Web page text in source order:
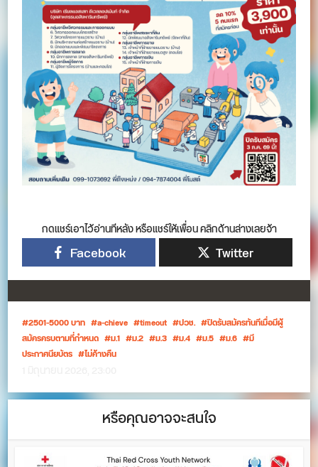
กดแชร์เอาไว้อ่านทีหลัง หรือแชร์ให้เพื่อน คลิกด้านล่างเลยจ้า
Facebook Twitter
2501-5000 บาท a-chieve timeout ปวช.
ปิดรับสมัครทันทีเมื่อมีผู้
สมัครครบตามที่กำหนด
ม.1 ม.2 ม.3 ม.4 ม.5 ม.6
มี
ประกาศนียบัตร
ไม่ค้างคืน
หรือคุณอาจจะสนใจ